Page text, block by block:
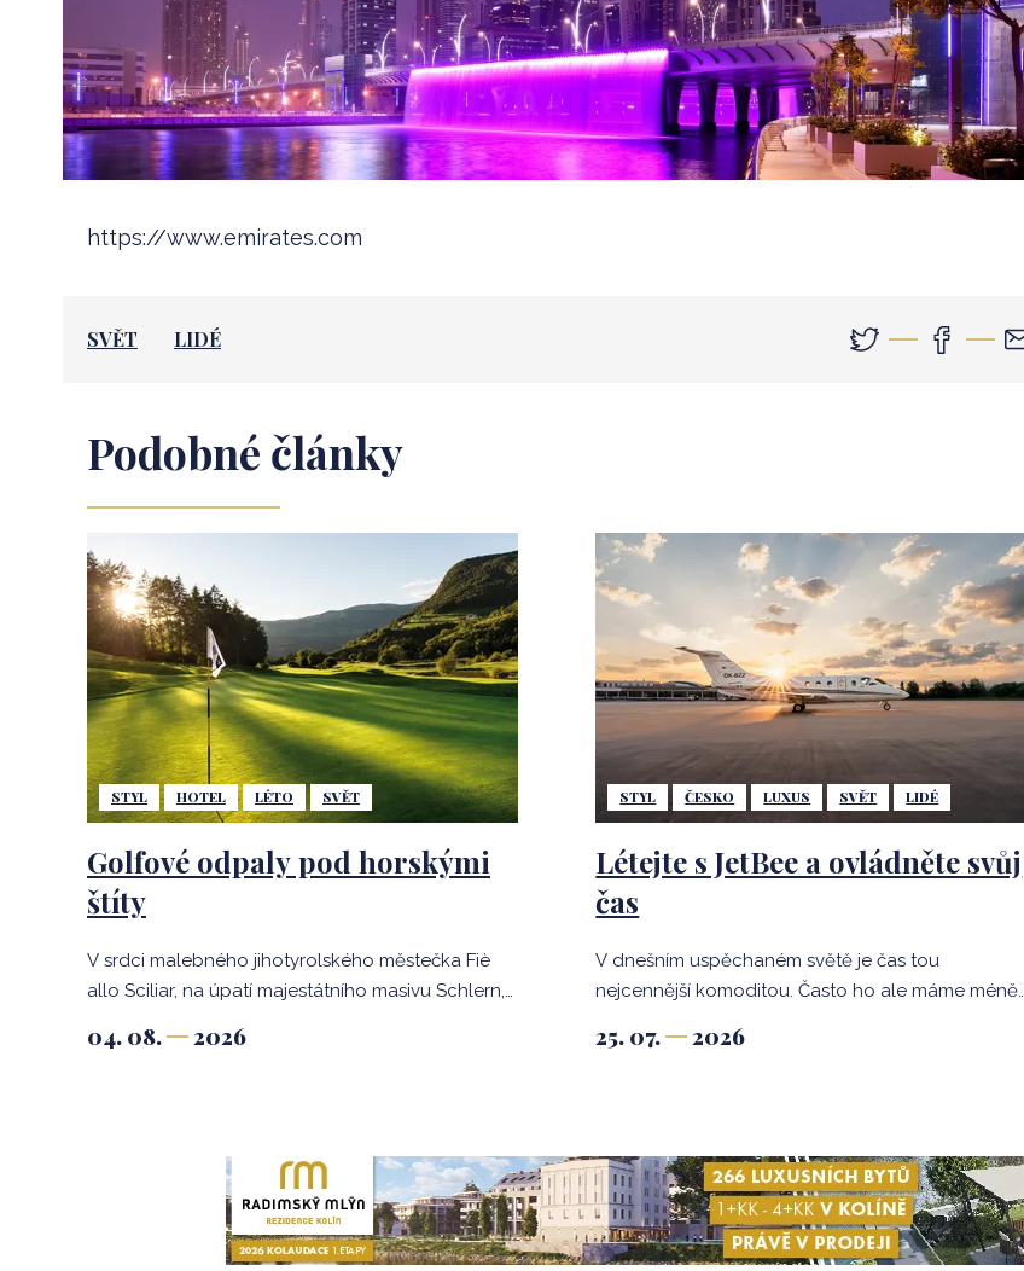
https://www.emirates.com
SVĚT LIDÉ
Podobné články
STYL HOTEL LÉTO SVĚT
Golfové odpaly pod horskými
štíty
V srdci malebného jihotyrolského městečka Fiè
allo Sciliar, na úpatí majestátního masivu Schlern,
resorty. Romantik Hotel Turm je destinací, kde se
04. 08. 2026
STYL ČESKO LUXUS SVĚT LIDÉ
Létejte s JetBee a ovládněte svůj
čas
V dnešním uspěchaném světě je čas tou
nejcennější komoditou. Často ho ale máme méně,
scénu společnost JetBee, která přepisuje pravidla
letem. Pokud hledáte bezkonkurenční komfort,
diskrétnost a absolutní kontrolu nad svým časem,
jste na správné adrese.
25. 07. 2026